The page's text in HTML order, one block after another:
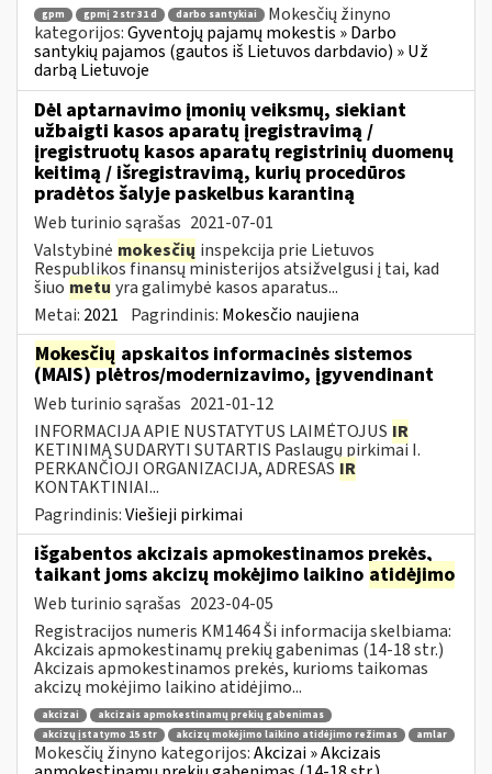
gpm gpmį 2 str 31 d darbo santykiai
Mokesčių žinyno
kategorijos:Gyventojų pajamų mokestis » Darbo
santykių pajamos (gautos iš Lietuvos darbdavio) » Už
darbą Lietuvoje
Dėl aptarnavimo įmonių veiksmų, siekiant
užbaigti kasos aparatų įregistravimą /
įregistruotų kasos aparatų registrinių duomenų
keitimą / išregistravimą, kurių procedūros
pradėtos šalyje paskelbus karantiną
Web turinio sąrašas 2021-07-01
Valstybinė mokesčių inspekcija prie Lietuvos
Respublikos finansų ministerijos atsižvelgusi į tai, kad
šiuo metu yra galimybė kasos aparatus...
Metai: 2021 Pagrindinis: Mokesčio naujiena
Mokesčių apskaitos informacinės sistemos
(MAIS) plėtros/modernizavimo, įgyvendinant
Web turinio sąrašas 2021-01-12
INFORMACIJA APIE NUSTATYTUS LAIMĖTOJUS IR
KETINIMĄ SUDARYTI SUTARTIS Paslaugų pirkimai I.
PERKANČIOJI ORGANIZACIJA, ADRESAS IR
KONTAKTINIAI...
Pagrindinis:Viešieji pirkimai
išgabentos akcizais apmokestinamos prekės,
taikant joms akcizų mokėjimo laikino atidėjimo
Web turinio sąrašas 2023-04-05
Registracijos numeris KM1464 Ši informacija skelbiama:
Akcizais apmokestinamų prekių gabenimas (14-18 str.)
Akcizais apmokestinamos prekės, kurioms taikomas
akcizų mokėjimo laikino atidėjimo...
akcizai
akcizais apmokestinamų prekių gabenimas
akcizų įstatymo 15 str
akcizų mokėjimo laikino atidėjimo režimas amlar
Mokesčių žinyno kategorijos:Akcizai » Akcizais